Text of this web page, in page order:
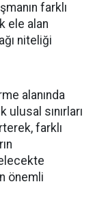
farklı
ele alan
niteliği
alanında
ulusal sınırları
farklı
önemli